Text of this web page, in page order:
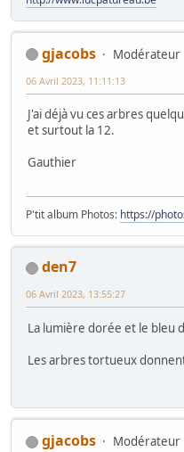
gjacobs
Modérateur
06 Avril 2023, 11:11:13
J'ai déjà vu ces arbres
et surtout la 12.
Gauthier
P'tit album Photos: https://
den7
06 Avril 2023, 13:55:27
La lumière dorée et le bleu
Les arbres tortueux
gjacobs
Modérateur